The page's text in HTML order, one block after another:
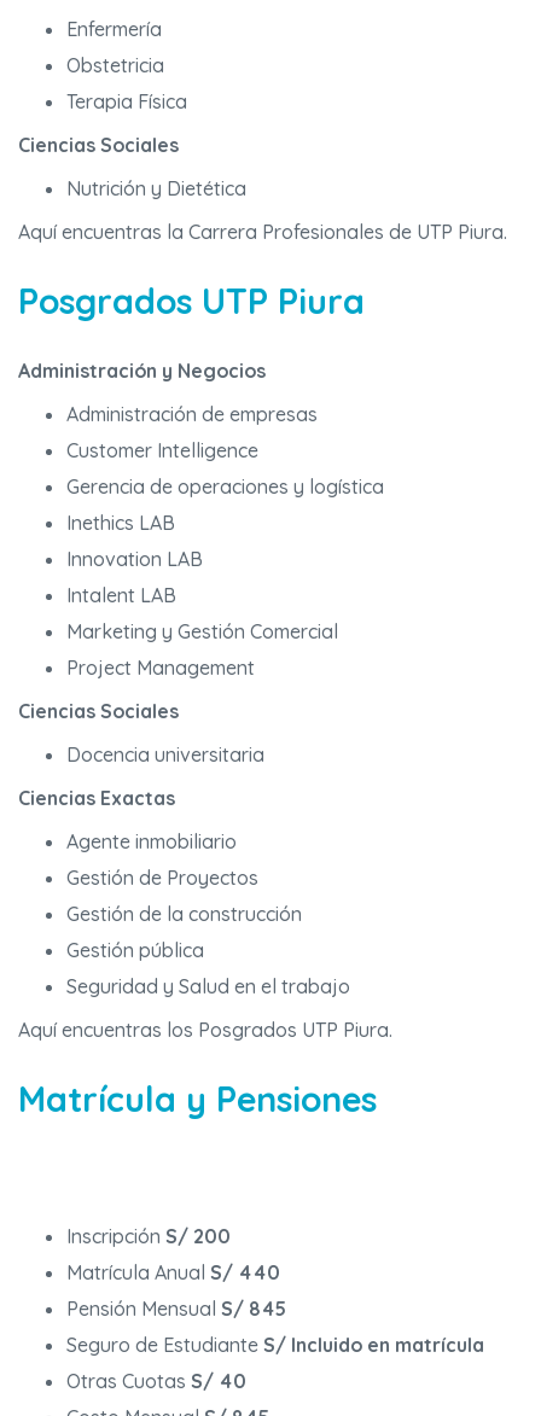
Enfermería
Obstetricia
Terapia Física
Ciencias Sociales
Nutrición y Dietética
Aquí encuentras la Carrera Profesionales de UTP Piura.
Posgrados UTP Piura
Administración y Negocios
Administración de empresas
Customer Intelligence
Gerencia de operaciones y logística
Inethics LAB
Innovation LAB
Intalent LAB
Marketing y Gestión Comercial
Project Management
Ciencias Sociales
Docencia universitaria
Ciencias Exactas
Agente inmobiliario
Gestión de Proyectos
Gestión de la construcción
Gestión pública
Seguridad y Salud en el trabajo
Aquí encuentras los Posgrados UTP Piura.
Matrícula y Pensiones
Inscripción S/ 200
Matrícula Anual S/ 440
Pensión Mensual S/ 845
Seguro de Estudiante S/ Incluido en matrícula
Otras Cuotas S/ 40